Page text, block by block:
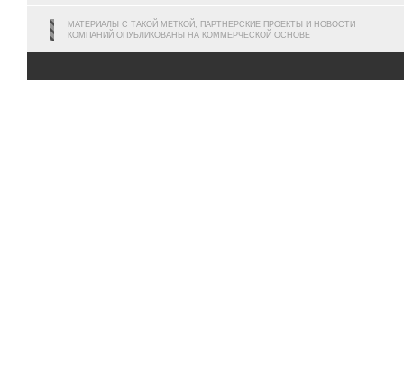
МАТЕРИАЛЫ С ТАКОЙ МЕТКОЙ, ПАРТНЕРСКИЕ ПРОЕКТЫ И НОВОСТИ
КОМПАНИЙ ОПУБЛИКОВАНЫ НА КОММЕРЧЕСКОЙ ОСНОВЕ